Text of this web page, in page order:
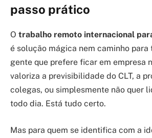
passo prático
O trabalho remoto internacional
é solução mágica nem caminho para
gente que prefere ficar em empresa
valoriza a previsibilidade do CLT, a
colegas, ou simplesmente não quer
todo dia. Está tudo certo.
Mas para quem se identifica com a